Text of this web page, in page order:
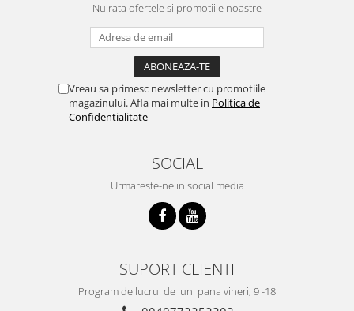
Nu rata ofertele si promotiile noastre
Vreau sa primesc newsletter cu promotiile
magazinului. Afla mai multe in Politica de
Confidentialitate
SOCIAL
Urmareste-ne in social media
SUPORT CLIENTI
Program de lucru: de luni pana vineri, 9 -18